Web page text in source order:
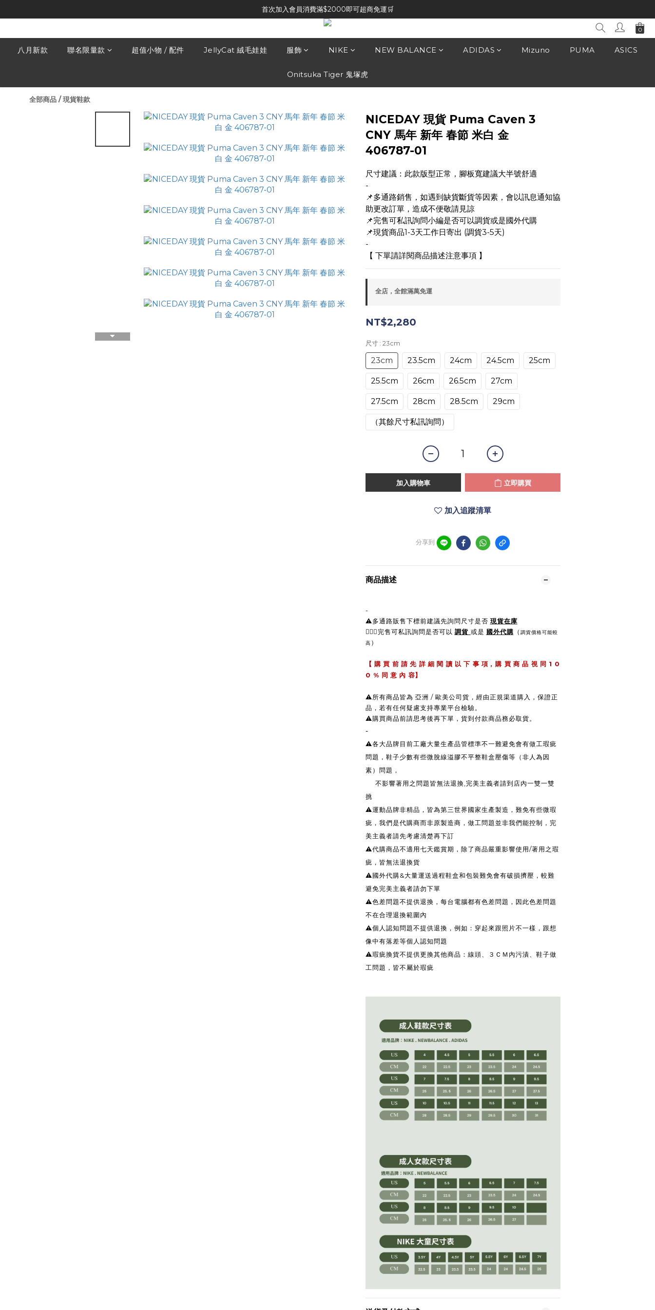
首次加入會員消費滿$2000即可超商免運🛒
八月新款 聯名限量款 超值小物 / 配件 JellyCat 絨毛娃娃 服飾 NIKE NEW BALANCE ADIDAS Mizuno PUMA ASICS
Onitsuka Tiger 鬼塚虎
全部商品 /現貨鞋款
NICEDAY 現貨 Puma Caven 3
CNY 馬年 新年 春節 米白 金
406787-01
尺寸建議：此款版型正常，腳板寬建議大半號舒適
-
📌多通路銷售，如遇到缺貨斷貨等因素，會以訊息通知協
助更改訂單，造成不便敬請見諒
📌完售可私訊詢問小編是否可以調貨或是國外代購
📌現貨商品1-3天工作日寄出 (調貨3-5天)
-
【 下單請詳閱商品描述注意事項 】
全店，全館滿萬免運
NT$2,280
尺寸 : 23cm
23cm 23.5cm 24cm 24.5cm 25cm
25.5cm 26cm 26.5cm 27cm
27.5cm 28cm 28.5cm 29cm
（其餘尺寸私訊詢問）
加入購物車 立即購買
加入追蹤清單
分享到
商品描述
-
⚠️多通路販售下標前建議先詢問尺寸是否 現貨在庫
🙋🏼‍♀完售可私訊詢問是否可以 調貨 或是 國外代購 （ 調貨價格可能較
高 ）
【 購 買 前 請 先 詳 細 閱 讀 以 下 事 項 ,購 買 商 品 視 同 1 0
0 % 同 意 內 容】
⚠️所有商品皆為 亞洲 / 歐美公司貨，經由正規渠道購入，保證正
品，若有任何疑慮支持專業平台檢驗。
⚠️購買商品前請思考後再下單，貨到付款商品務必取貨。
-
⚠️各大品牌目前工廠大量生產品管標準不一難避免會有做工瑕疵
問題，鞋子少數有些微脫線溢膠不平整鞋盒壓傷等（非人為因
素）問題，
不影響著用之問題皆無法退換,完美主義者請到店內一雙一雙
挑
⚠️運動品牌非精品，皆為第三世界國家生產製造，難免有些微瑕
疵，我們是代購商而非原製造商，做工問題並非我們能控制，完
美主義者請先考慮清楚再下訂
⚠️代購商品不適用七天鑑賞期，除了商品嚴重影響使用/著用之瑕
疵，皆無法退換貨
⚠️國外代購&大量運送過程鞋盒和包裝難免會有破損擠壓，較難
避免完美主義者請勿下單
⚠️色差問題不提供退換，每台電腦都有色差問題，因此色差問題
不在合理退換範圍內
⚠️個人認知問題不提供退換，例如：穿起來跟照片不一樣，跟想
像中有落差等個人認知問題
⚠️瑕疵換貨不提供更換其他商品：線頭、３ＣＭ內污漬、鞋子做
工問題，皆不屬於瑕疵